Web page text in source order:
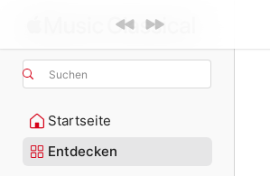
Suchen
Startseite
Entdecken